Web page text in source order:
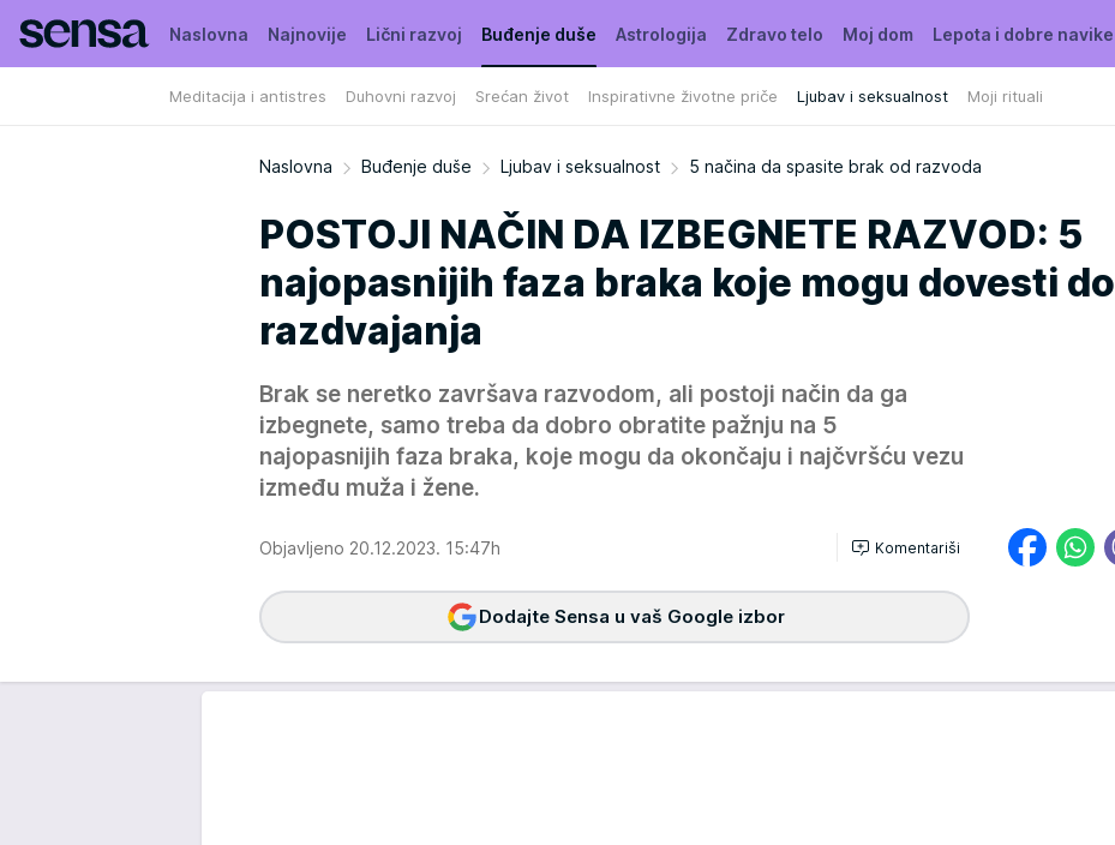
Naslovna Najnovije Lični razvoj Buđenje duše
Meditacija i antistres Duhovni razvoj Srećan život Inspirativne životne priče Ljubav i seksualnost Moji rituali
Astrologija Zdravo telo Moj dom Lepota i dobre navike
Naslovna Buđenje duše Ljubav i seksualnost 5 načina da spasite brak od razvoda
POSTOJI NAČIN DA IZBEGNETE RAZVOD: 5
najopasnijih faza braka koje mogu dovesti do
razdvajanja
Brak se neretko završava razvodom, ali postoji način da ga
izbegnete, samo treba da dobro obratite pažnju na 5
najopasnijih faza braka, koje mogu da okončaju i najčvršću vezu
između muža i žene.
Objavljeno 20.12.2023. 15:47h Komentariši
Dodajte Sensa u vaš Google izbor